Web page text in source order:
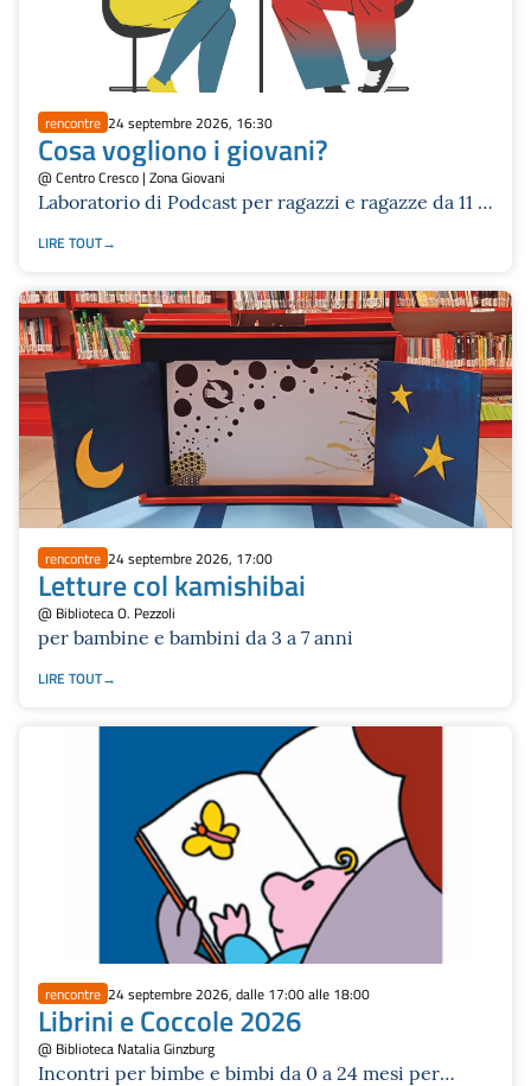
rencontre 24 septembre 2026, 16:30
Cosa vogliono i giovani?
@ Centro Cresco | Zona Giovani
Laboratorio di Podcast per ragazzi e ragazze da 11 a
LIRE TOUT
rencontre 24 septembre 2026, 17:00
Letture col kamishibai
@ Biblioteca O. Pezzoli
per bambine e bambini da 3 a 7 anni
LIRE TOUT
rencontre 24 septembre 2026, dalle 17:00 alle 18:00
Librini e Coccole 2026
@ Biblioteca Natalia Ginzburg
Incontri per bimbe e bimbi da 0 a 24 mesi per